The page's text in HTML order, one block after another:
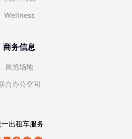
Wellness
商务信息
展览场地
合办公空间
出租车服务